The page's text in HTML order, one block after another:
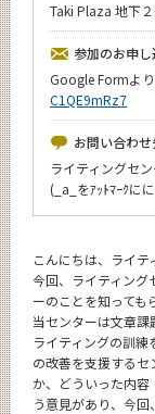
Taki Plaza 地下
参加のお申し
Google Formよ
C1QE9mRz7
お問い合わせ
ライティングセ
(_a_をｱｯﾄﾏｰｸに
こんにちは、ライテ
今回、ライティング
ーのことを知っても
当センターは文章課
ライティングの訓
の改善を支援するセ
か、どういった内
う意見があり、今
イベントカレン
Event Calendar
今後のイベント
年別アーカイブ